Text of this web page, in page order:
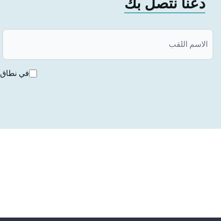
الطعام والتدخين وجفاف الفم يمكن أن تؤثر أيضاً على رائحة
تنظيف اللسان مهم لحماية صحة الفم ومنع رائحة الفم
يمكنك استخدام منظف خاص للسان أو الجزء الخلفي من
في نطاق